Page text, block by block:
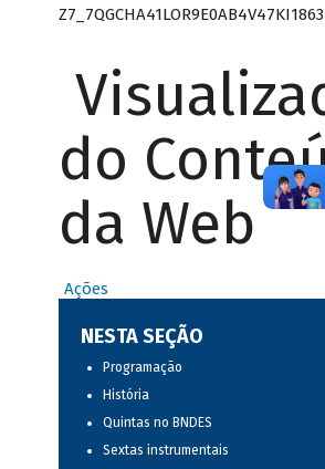
Z7_7QGCHA41LOR9E0AB4V47KI1863
do
da Web
Ações
NESTA SEÇÃO
Programação
História
Quintas no BNDES
Sextas instrumentais